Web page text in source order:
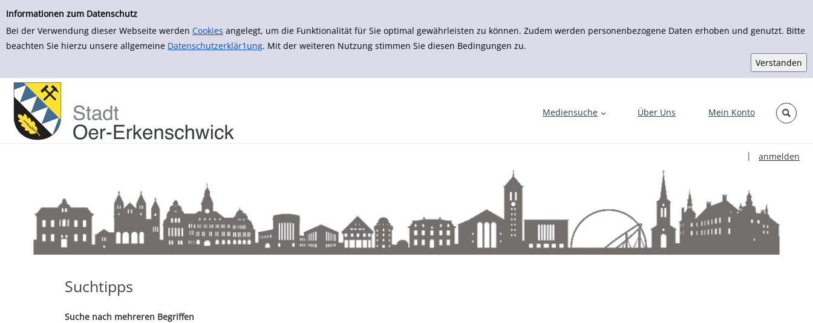
Informationen zum Datenschutz
Bei der Verwendung dieser Webseite werden Cookies angelegt, um die Funktionalität für Sie optimal gewährleisten zu können. Zudem werden personenbezogene Daten erhoben und genutzt. Bitte
beachten Sie hierzu unsere allgemeine Datenschutzerklär1ung. Mit der weiteren Nutzung stimmen Sie diesen Bedingungen zu.
zur Navigation springen
Mediensuche Über Uns Mein Konto
| anmelden
Sprache
Suchtipps
Suche nach mehreren Begriffen